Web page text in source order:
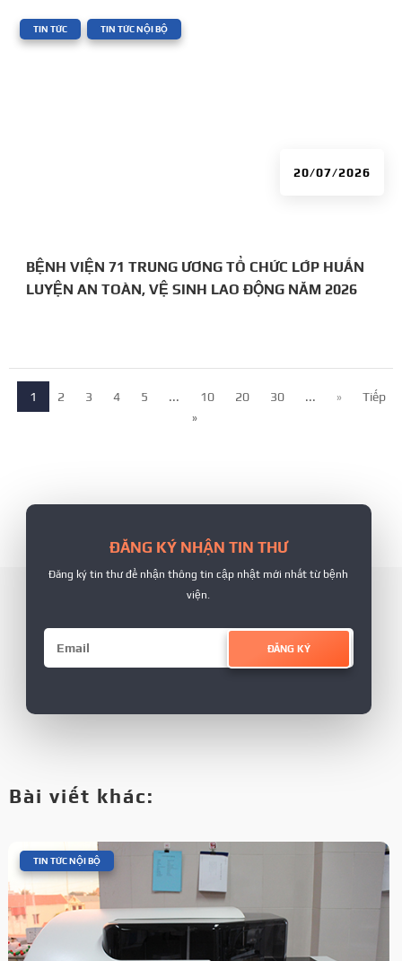
BỆNH VIỆN 71 TRUNG ƯƠNG TỔ CHỨC LỚP HUẤN
LUYỆN AN TOÀN, VỆ SINH LAO ĐỘNG NĂM 2026
20/07/2026
TIN TỨC TIN TỨC NỘI BỘ
1 2 3 4 5 ... 10 20 30 ... »
Tiếp
»
ĐĂNG KÝ NHẬN TIN THƯ
Đăng ký tin thư để nhận thông tin cập nhật mới nhất từ bệnh
viện.
ĐĂNG KÝ
Bài viết khác:
TIN TỨC NỘI BỘ